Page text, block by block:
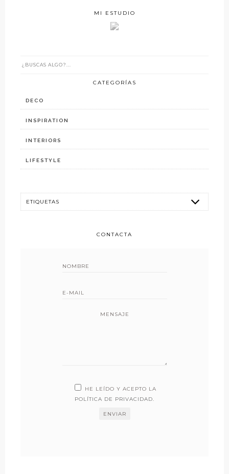
MI ESTUDIO
CATEGORÍAS
DECO
INSPIRATION
INTERIORS
LIFESTYLE
CONTACTA
MENSAJE
HE LEÍDO Y ACEPTO LA
POLÍTICA DE PRIVACIDAD.